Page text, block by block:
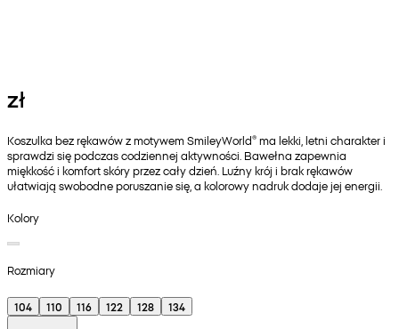
zł
Koszulka bez rękawów z motywem SmileyWorld® ma lekki, letni charakter i
sprawdzi się podczas codziennej aktywności. Bawełna zapewnia
miękkość i komfort skóry przez cały dzień. Luźny krój i brak rękawów
ułatwiają swobodne poruszanie się, a kolorowy nadruk dodaje jej energii.
Kolory
Rozmiary
104 110 116 122 128
134